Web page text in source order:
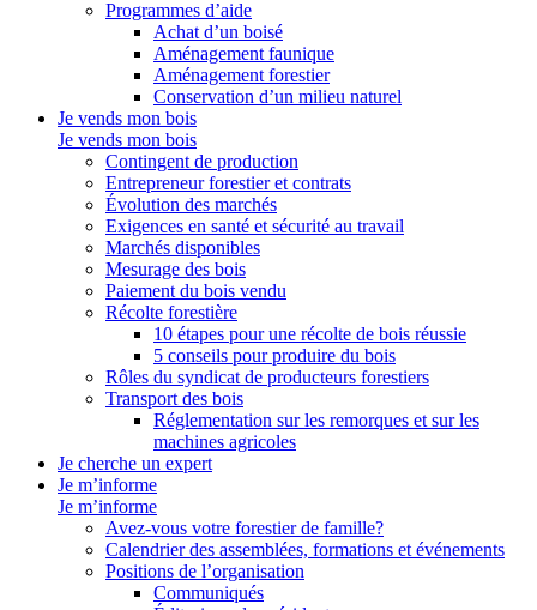
Programmes d’aide
Achat d’un boisé
Aménagement faunique
Aménagement forestier
Conservation d’un milieu naturel
Je vends mon bois
Je vends mon bois
Contingent de production
Entrepreneur forestier et contrats
Évolution des marchés
Exigences en santé et sécurité au travail
Marchés disponibles
Mesurage des bois
Paiement du bois vendu
Récolte forestière
10 étapes pour une récolte de bois réussie
5 conseils pour produire du bois
Rôles du syndicat de producteurs forestiers
Transport des bois
Réglementation sur les remorques et sur les
machines agricoles
Je cherche un expert
Je m’informe
Je m’informe
Avez-vous votre forestier de famille?
Calendrier des assemblées, formations et événements
Positions de l’organisation
Communiqués